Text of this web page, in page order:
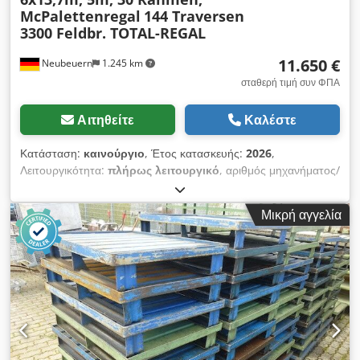
Neubeuern 1.245 km
McPalettenregal 144 Traversen
3300 Feldbr. TOTAL-REGAL
11.650 €
σταθερή τιμή συν ΦΠΑ
Αιτηθείτε Καλέστε
Κατάσταση: καινούργιο, Έτος κατασκευής: 2026,
Λειτουργικότητα: πλήρως λειτουργικό, αριθμός μηχανήματος/
EAN0729389556525, χωρητικότητα φορτίου ανά
τμήμα αποθήκευσης:3.250 κιλ, συνολικό μήκος:82.200 χιλ.,
συνολικό ύψος:5.000 χιλ., απόσταση μεταξύ των στηλών:
3.300 χιλ., ύψος ραφιού:5.000 χιλ., αριθμός σειρών ραφιών:
6, καθαρό άνοιγμα:3.300 χιλ., ύψος πλαισίου:5.000 χιλ.,
πλάτος πλαισίου:1.100 χιλ., φόρτιση ανά ζεύγος ζευκτών
(μέγ.):3.250 κιλ, μήκος ραφιού:13.700 χιλ., μήκος στήριξης:
3.300 χιλ., 2 μονές σειρές ραφιών παλετών + 2 διπλές σειρές
ραφιών παλετών (8 x M50113313-4), μήκος ανά σειρά 13,7 μ,
ύψος 5 μ, βάθος 1,1 μ, 4 πεδία ανά σειρά με καθαρό πλάτος
3,3 μ το κάθε πεδίο, 3 επίπεδα δοκαριών ανά πεδίο, μέγιστο
Μικρή αγγελία